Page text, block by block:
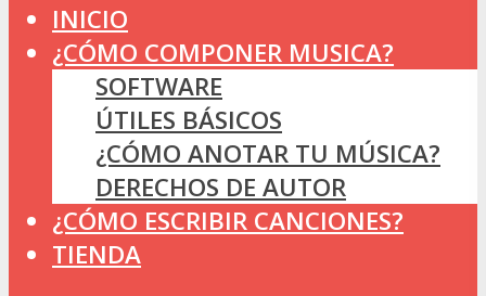
INICIO
¿CÓMO COMPONER MUSICA?
SOFTWARE
ÚTILES BÁSICOS
¿CÓMO ANOTAR TU MÚSICA?
DERECHOS DE AUTOR
¿CÓMO ESCRIBIR CANCIONES?
TIENDA